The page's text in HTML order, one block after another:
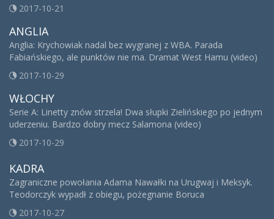
2017-10-21
ANGLIA
Anglia: Krychowiak nadal bez wygranej z WBA. Parada
Fabiańskiego, ale punktów nie ma. Dramat West Hamu (video)
2017-10-29
WŁOCHY
Serie A: Linetty znów strzela! Dwa słupki Zielińskiego po jednym
uderzeniu. Bardzo dobry mecz Salamona (video)
2017-10-29
KADRA
Zagraniczne powołania Adama Nawałki na Urugwaj i Meksyk.
Teodorczyk wypadł z obiegu, pożegnanie Boruca
2017-10-27